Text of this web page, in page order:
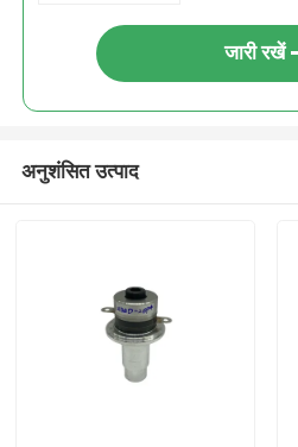
जारी रखें
अनुशंसित उत्पाद